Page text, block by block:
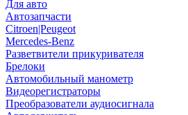
Для авто
Автозапчасти
Citroen|Peugeot
Mercedes-Benz
Разветвители прикуривателя
Брелоки
Автомобильный манометр
Видеорегистраторы
Преобразователи аудиосигнала